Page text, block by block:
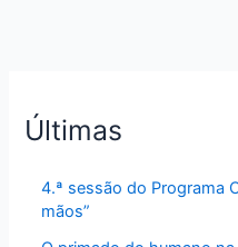
Últimas
4.ª sessão do Programa
mãos”